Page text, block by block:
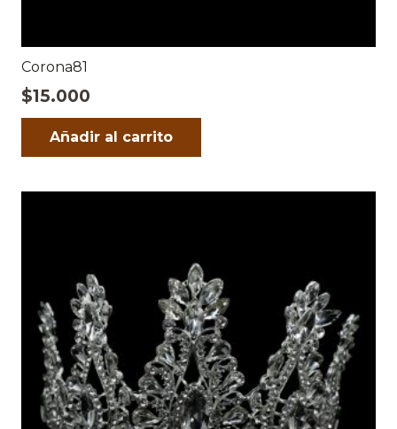
Corona81
$15.000
Añadir al carrito